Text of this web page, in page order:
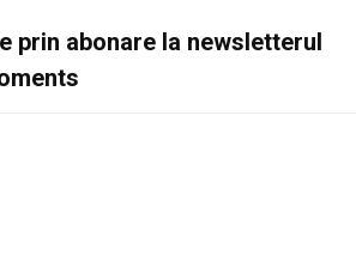
prin abonare la newsletterul